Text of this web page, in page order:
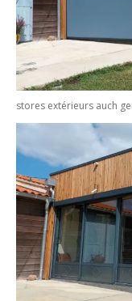
stores extérieurs auch